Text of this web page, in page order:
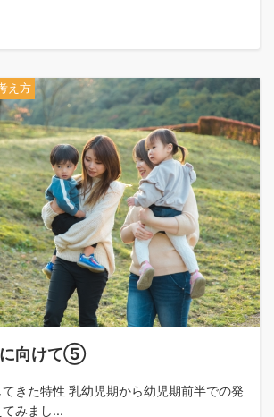
え方
に向けて⑤
きた特性 乳幼児期から幼児期前半での発
みまし...